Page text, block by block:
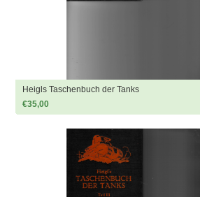
Heigls Taschenbuch der Tanks
€35,00